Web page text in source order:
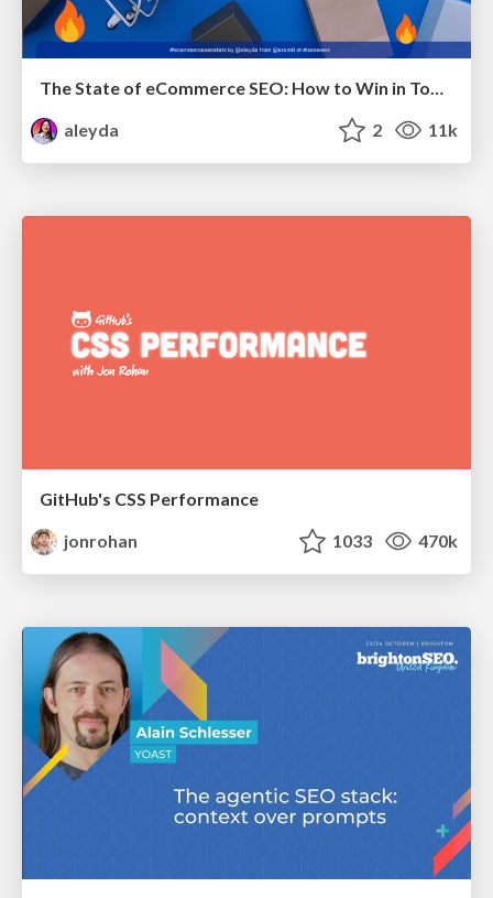
The State of eCommerce SEO: How to Win in Today's Products SERPs - #SEOweek
aleyda
2 11k
GitHub's CSS Performance
jonrohan
1033 470k